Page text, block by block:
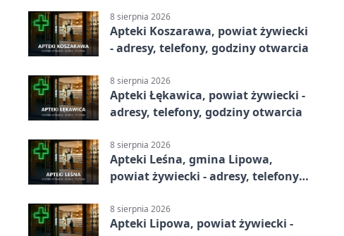
8 sierpnia 2026
Apteki Koszarawa, powiat żywiecki
- adresy, telefony, godziny otwarcia
8 sierpnia 2026
Apteki Łękawica, powiat żywiecki -
adresy, telefony, godziny otwarcia
8 sierpnia 2026
Apteki Leśna, gmina Lipowa,
powiat żywiecki - adresy, telefony,
8 sierpnia 2026
Apteki Lipowa, powiat żywiecki -